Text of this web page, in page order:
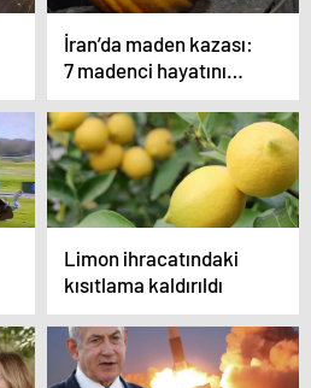
İran’da maden kazası:
7 madenci hayatını
kaybetti
Limon ihracatındaki
kısıtlama kaldırıldı